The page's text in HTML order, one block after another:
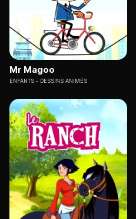
Mr Magoo
ENFANTS DESSINS ANIMÉS